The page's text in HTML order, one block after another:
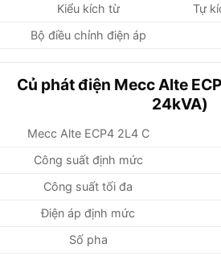
Kiểu kích từ
Tự
Bộ điều chỉnh điện áp
Củ phát điện Mecc Alte
24kVA)
Mecc Alte ECP4 2L4 C
Công suất định mức
Công suất tối đa
Điện áp định mức
Số pha